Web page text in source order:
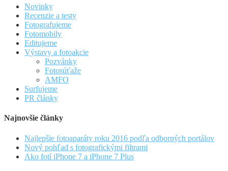
Novinky
Recenzie a testy
Fotografujeme
Fotomobily
Editujeme
Výstavy a fotoakcie
Pozvánky
Fotosúťaže
AMFO
Surfujeme
PR články
Najnovšie články
Najlepšie fotoaparáty roku 2016 podľa odborných portálov
Nový pohľad s fotografickými filtrami
Ako fotí iPhone 7 a iPhone 7 Plus